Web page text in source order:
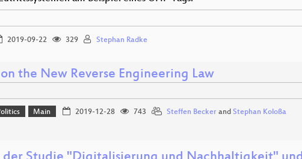
2019-09-22 329 Stephan Radke
the New Reverse Engineering Law
Main 2019-12-28 743 Steffen Beckerand Stephan Koloßa